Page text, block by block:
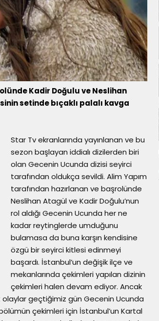
Kadir Doğulu ve Neslihan
setinde bıçaklı palalı kavga
Star Tv ekranlarında yayınlanan ve bu
sezon başlayan iddialı dizilerden biri
olan Gecenin Ucunda dizisi seyirci
tarafından oldukça sevildi. Alim Yapım
tarafından hazırlanan ve başrolünde
Neslihan Atagül ve Kadir Doğulu’nun
rol aldığı Gecenin Ucunda her ne
kadar reytinglerde umduğunu
bulamasa da buna karşın kendisine
özgü bir seyirci kitlesi edinmeyi
başardı. İstanbul’un değişik ilçe ve
mekanlarında çekimleri yapılan dizinin
çekimleri halen devam ediyor. Ancak
geçtiğimiz gün Gecenin Ucunda
çekimleri için İstanbul’un Kartal